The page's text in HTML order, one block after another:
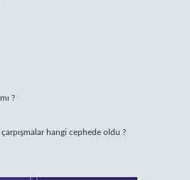
?
hangi cephede oldu ?